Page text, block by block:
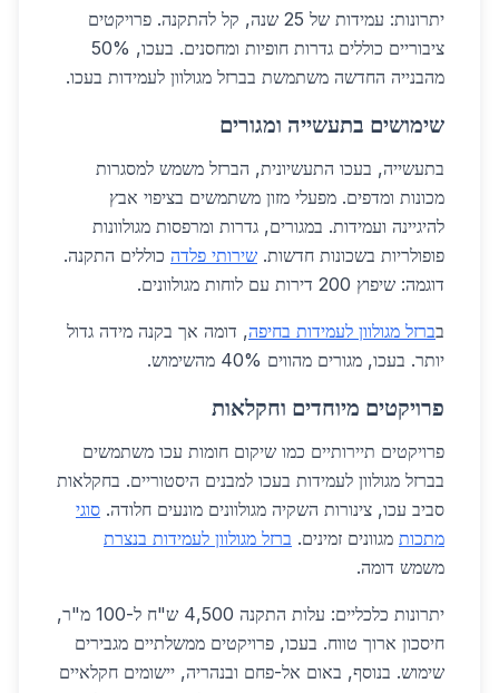
יתרונות: עמידות של 25 שנה, קל להתקנה. פרויקטים
ציבוריים כוללים גדרות חופיות ומחסנים. בעכו, 50%
מהבנייה החדשה משתמשת בברזל מגולוון לעמידות בעכו.
שימושים בתעשייה ומגורים
בתעשייה, בעכו התעשיונית, הברזל משמש למסגרות
מכונות ומדפים. מפעלי מזון משתמשים בציפוי אבץ
להיגיינה ועמידות. במגורים, גדרות ומרפסות מגולוונות
פופולריות בשכונות חדשות. שירותי פלדה כוללים התקנה.
דוגמה: שיפוץ 200 דירות עם לוחות מגולוונים.
בברזל מגולוון לעמידות בחיפה, דומה אך בקנה מידה גדול
יותר. בעכו, מגורים מהווים 40% מהשימוש.
פרויקטים מיוחדים וחקלאות
פרויקטים תיירותיים כמו שיקום חומות עכו משתמשים
בברזל מגולוון לעמידות בעכו למבנים היסטוריים. בחקלאות
סביב עכו, צינורות השקיה מגולוונים מונעים חלודה. סוגי
מתכות מגוונים זמינים. ברזל מגולוון לעמידות בנצרת
משמש דומה.
יתרונות כלכליים: עלות התקנה 4,500 ש"ח ל-100 מ"ר,
חיסכון ארוך טווח. בעכו, פרויקטים ממשלתיים מגבירים
שימוש. בנוסף, באום אל-פחם ובנהריה, יישומים חקלאיים